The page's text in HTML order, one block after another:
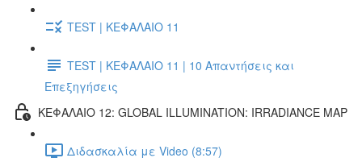
TEST | ΚΕΦΑΛΑΙΟ 11
TEST | ΚΕΦΑΛΑΙΟ 11 | 10 Απαντήσεις και
Επεξηγήσεις
ΚΕΦΑΛΑΙΟ 12: GLOBAL ILLUMINATION: IRRADIANCE MAP
Διδασκαλία με Video (8:57)